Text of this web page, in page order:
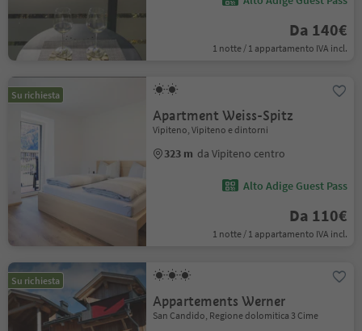
Da 140€
1 notte / 1 appartamento IVA incl.
Su richiesta
Apartment Weiss-Spitz
Vipiteno, Vipiteno e dintorni
323 m da Vipiteno centro
Alto Adige Guest Pass
Da 110€
1 notte / 1 appartamento IVA incl.
Su richiesta
Appartements Werner
San Candido, Regione dolomitica 3 Cime